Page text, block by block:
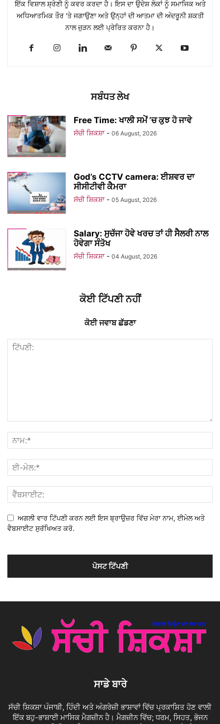
ਇੱਕ ਵਿਸ਼ਾਲ ਸ਼੍ਰੇਣੀ ਨੂੰ ਕਵਰ ਕਰਦਾ ਹੈ। ਇਸ ਦਾ ਉਦੇਸ਼ ਲੋਕਾਂ ਨੂੰ ਸਮਾਜਿਕ ਅਤੇ
ਅਧਿਆਤਮਿਕ ਤੌਰ 'ਤੇ ਜਗਾਉਣਾ ਅਤੇ ਉਨ੍ਹਾਂ ਦੀ ਆਤਮਾ ਦੀ ਅੰਦਰੂਨੀ ਸ਼ਕਤੀ
ਨਾਲ ਜੁੜਨ ਲਈ ਪ੍ਰੇਰਿਤ ਕਰਨਾ ਹੈ।
ਸਬੰਧਤ ਲੇਖ
Free Time: ਖਾਲੀ ਸਮੇਂ ’ਚ ਕੁਝ ਹੋ ਜਾਵੇ
ਸੱਚੀ ਸ਼ਿਕਸ਼ਾ - 06 August, 2026
God’s CCTV camera: ਈਸ਼ਵਰ ਦਾ
ਸੀਸੀਟੀਵੀ ਕੈਮਰਾ
ਸੱਚੀ ਸ਼ਿਕਸ਼ਾ - 05 August, 2026
Salary: ਸੁਚੱਜਾ ਹੋਵੇ ਖਰਚ ਤਾਂ ਹੀ ਸੈਲਰੀ ਨਾਲ
ਹੋਵੇਗਾ ਸੰਤੋਖ
ਸੱਚੀ ਸ਼ਿਕਸ਼ਾ - 04 August, 2026
ਕੋਈ ਟਿੱਪਣੀ ਨਹੀਂ
ਕੋਈ ਜਵਾਬ ਛੱਡਣਾ
ਅਗਲੀ ਵਾਰ ਟਿੱਪਣੀ ਕਰਨ ਲਈ ਇਸ ਬ੍ਰਾਉਜ਼ਰ ਵਿੱਚ ਮੇਰਾ ਨਾਮ, ਈਮੇਲ ਅਤੇ
ਵੈਬਸਾਈਟ ਸੁਰੱਖਿਅਤ ਕਰੋ.
ਸਾਡੇ ਬਾਰੇ
ਸੱਚੀ ਸ਼ਿਕਸ਼ਾ ਪੰਜਾਬੀ, ਹਿੰਦੀ ਅਤੇ ਅੰਗਰੇਜ਼ੀ ਭਾਸ਼ਾਵਾਂ ਵਿੱਚ ਪ੍ਰਕਾਸ਼ਿਤ ਹੋਣ ਵਾਲੀ
ਇੱਕ ਬਹੁ-ਭਾਸ਼ਾਈ ਮਾਸਿਕ ਮੈਗਜ਼ੀਨ ਹੈ। ਮੈਗਜ਼ੀਨ ਵਿੱਚ; ਧਰਮ, ਸਿਹਤ, ਭੋਜਨ